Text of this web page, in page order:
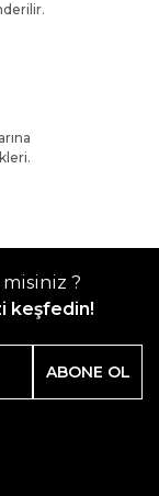
?
keşfedin!
ABONE OL